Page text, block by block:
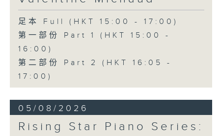
《秋决》 (20’)
香港中乐团主办，2006年香港艺术节节目。
2006年2月26日香港大会堂音乐厅录音。
足本 Full (HKT 15:00 - 17:00)
第一部份 Part 1 (HKT 15:00 -
16:00)
第二部份 Part 2 (HKT 16:05 -
17:00)
05/08/2026
Rising Star Piano Series: